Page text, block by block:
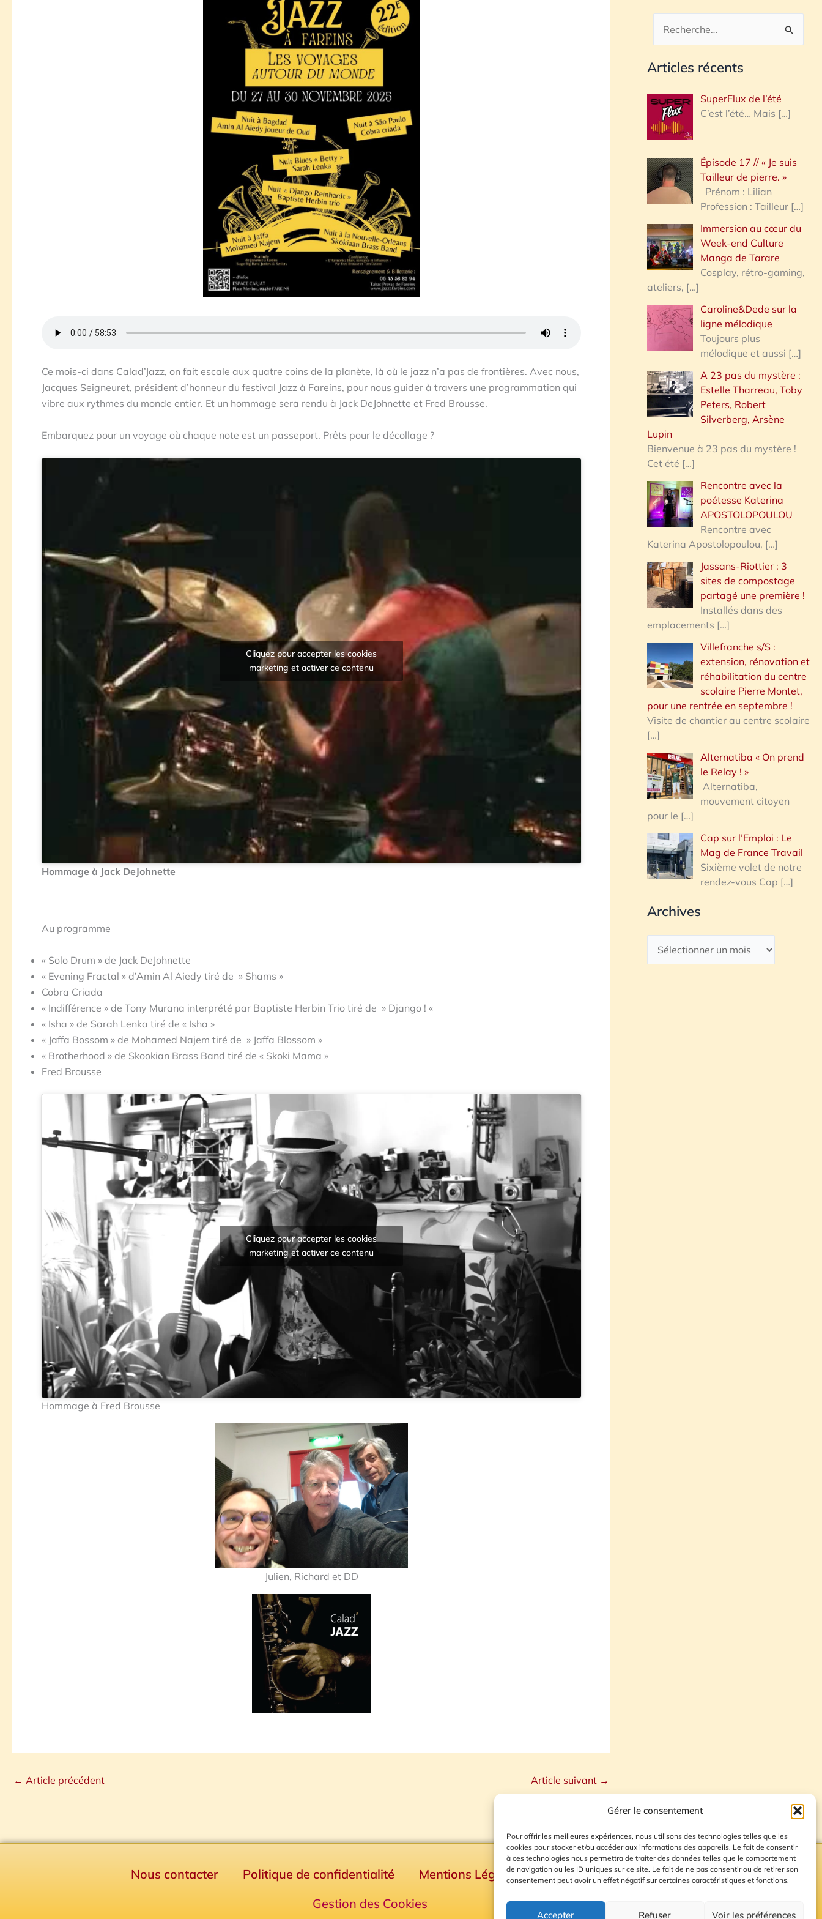
Gérer le consentement
Pour offrir les meilleures expériences, nous utilisons des technologies telles que les
cookies pour stocker et/ou accéder aux informations des appareils. Le fait de consentir
à ces technologies nous permettra de traiter des données telles que le comportement
de navigation ou les ID uniques sur ce site. Le fait de ne pas consentir ou de retirer son
consentement peut avoir un effet négatif sur certaines caractéristiques et fonctions.
Accepter Refuser Voir les préférences
Ce mois-ci dans Calad’Jazz, on fait escale aux quatre coins de la planète, là où le jazz n’a pas de frontières. Avec nous,
Jacques Seigneuret, président d’honneur du festival Jazz à Fareins, pour nous guider à travers une programmation qui
vibre aux rythmes du monde entier. Et un hommage sera rendu à Jack DeJohnette et Fred Brousse.
Embarquez pour un voyage où chaque note est un passeport. Prêts pour le décollage ?
Cliquez pour accepter les cookies
marketing et activer ce contenu
Hommage à Jack DeJohnette
Au programme
« Solo Drum » de Jack DeJohnette
« Evening Fractal » d’Amin Al Aiedy tiré de » Shams »
Cobra Criada
« Indifférence » de Tony Murana interprété par Baptiste Herbin Trio tiré de » Django ! «
« Isha » de Sarah Lenka tiré de « Isha »
« Jaffa Bossom » de Mohamed Najem tiré de » Jaffa Blossom »
« Brotherhood » de Skookian Brass Band tiré de « Skoki Mama »
Fred Brousse
Cliquez pour accepter les cookies
marketing et activer ce contenu
Hommage à Fred Brousse
Julien, Richard et DD
← Article précédent Article suivant →
c
h
r
h
e
:
Articles récents
SuperFlux de l’été
C’est l’été… Mais […]
Épisode 17 // « Je suis
Tailleur de pierre. »
Prénom : Lilian
Profession : Tailleur […]
Immersion au cœur du
Week-end Culture
Manga de Tarare
Cosplay, rétro-gaming,
ateliers, […]
Caroline&Dede sur la
ligne mélodique
Toujours plus
mélodique et aussi […]
A 23 pas du mystère :
Estelle Tharreau, Toby
Peters, Robert
Silverberg, Arsène
Lupin
Bienvenue à 23 pas du mystère !
Cet été […]
Rencontre avec la
poétesse Katerina
APOSTOLOPOULOU
Rencontre avec
Katerina Apostolopoulou, […]
Jassans-Riottier : 3
sites de compostage
partagé une première !
Installés dans des
emplacements […]
Villefranche s/S :
extension, rénovation et
réhabilitation du centre
scolaire Pierre Montet,
pour une rentrée en septembre !
Visite de chantier au centre scolaire
[…]
Alternatiba « On prend
le Relay ! »
Alternatiba,
mouvement citoyen
pour le […]
Cap sur l’Emploi : Le
Mag de France Travail
Sixième volet de notre
rendez-vous Cap […]
Archives
Nous contacter Politique de confidentialité Mentions Légales
Plan du site
Gestion des Cookies